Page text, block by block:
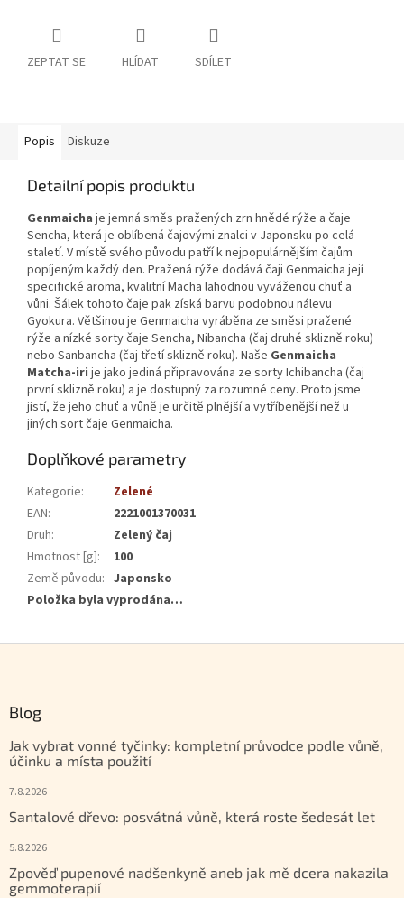
ZEPTAT SE HLÍDAT SDÍLET
Popis Diskuze
Detailní popis produktu
Genmaicha je jemná směs pražených zrn hnědé rýže a čaje
Sencha, která je oblíbená čajovými znalci v Japonsku po celá
staletí. V místě svého původu patří k nejpopulárnějším čajům
popíjeným každý den. Pražená rýže dodává čaji Genmaicha její
specifické aroma, kvalitní Macha lahodnou vyváženou chuť a
vůni. Šálek tohoto čaje pak získá barvu podobnou nálevu
Gyokura. Většinou je Genmaicha vyráběna ze směsi pražené
rýže a nízké sorty čaje Sencha, Nibancha (čaj druhé sklizně roku)
nebo Sanbancha (čaj třetí sklizně roku). Naše Genmaicha
Matcha-iri je jako jediná připravována ze sorty Ichibancha (čaj
první sklizně roku) a je dostupný za rozumné ceny. Proto jsme
jistí, že jeho chuť a vůně je určitě plnější a vytříbenější než u
jiných sort čaje Genmaicha.
Doplňkové parametry
Kategorie:
Zelené
EAN:
2221001370031
Druh:
Zelený čaj
Hmotnost [g]:
100
Země původu: Japonsko
Položka byla vyprodána…
Blog
Jak vybrat vonné tyčinky: kompletní průvodce podle vůně,
účinku a místa použití
7.8.2026
Santalové dřevo: posvátná vůně, která roste šedesát let
5.8.2026
Zpověď pupenové nadšenkyně aneb jak mě dcera nakazila
gemmoterapií